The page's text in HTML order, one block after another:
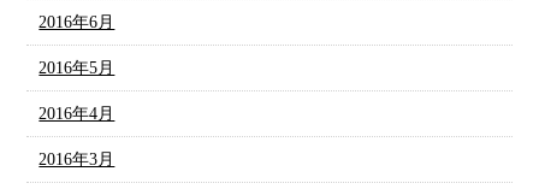
2016年6月
2016年5月
2016年4月
2016年3月